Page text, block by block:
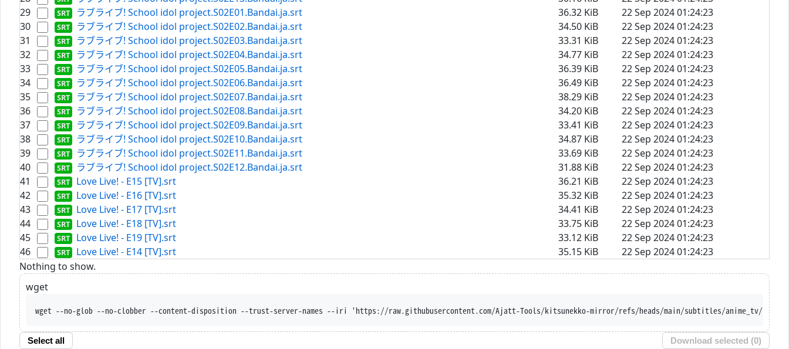
29
ラブライブ! School idol project.S02E01.Bandai.ja.srt 36.32 KiB
22 Sep 2024 01:24:23
30
ラブライブ! School idol project.S02E02.Bandai.ja.srt 34.50 KiB
22 Sep 2024 01:24:23
31
ラブライブ! School idol project.S02E03.Bandai.ja.srt 33.31 KiB
22 Sep 2024 01:24:23
32
ラブライブ! School idol project.S02E04.Bandai.ja.srt 34.77 KiB
22 Sep 2024 01:24:23
33
ラブライブ! School idol project.S02E05.Bandai.ja.srt 36.39 KiB
22 Sep 2024 01:24:23
34
ラブライブ! School idol project.S02E06.Bandai.ja.srt 36.49 KiB
22 Sep 2024 01:24:23
35
ラブライブ! School idol project.S02E07.Bandai.ja.srt 38.29 KiB
22 Sep 2024 01:24:23
36
ラブライブ! School idol project.S02E08.Bandai.ja.srt 34.20 KiB
22 Sep 2024 01:24:23
37
ラブライブ! School idol project.S02E09.Bandai.ja.srt 33.41 KiB
22 Sep 2024 01:24:23
38
ラブライブ! School idol project.S02E10.Bandai.ja.srt 34.87 KiB
22 Sep 2024 01:24:23
39
ラブライブ! School idol project.S02E11.Bandai.ja.srt 33.69 KiB
22 Sep 2024 01:24:23
40
ラブライブ! School idol project.S02E12.Bandai.ja.srt 31.88 KiB
22 Sep 2024 01:24:23
41
Love Live! - E15 [TV].srt 36.21 KiB
22 Sep 2024 01:24:23
42
Love Live! - E16 [TV].srt 35.32 KiB
22 Sep 2024 01:24:23
43
Love Live! - E17 [TV].srt 34.41 KiB
22 Sep 2024 01:24:23
44
Love Live! - E18 [TV].srt 33.75 KiB
22 Sep 2024 01:24:23
45
Love Live! - E19 [TV].srt 33.12 KiB
22 Sep 2024 01:24:23
46
Love Live! - E14 [TV].srt 35.15 KiB
22 Sep 2024 01:24:23
Nothing to show.
wget
wget --no-glob --no-clobber --content-disposition --trust-server-names --iri 'https://raw.githubusercontent.com/Ajatt-Tools/kitsunekko-mirror/refs/heads/main/subtitles/anime_tv/
Select all Download selected (0)